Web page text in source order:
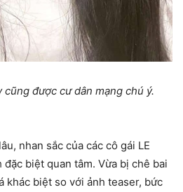
được cư dân mạng chú ý.
nhan sắc của các cô gái LE
đặc biệt quan tâm. Vừa bị chê bai
khác biệt so với ảnh teaser, bức